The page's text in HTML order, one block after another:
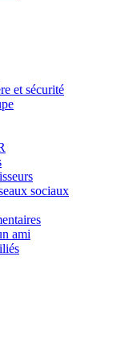
et sécurité
sociaux
ami